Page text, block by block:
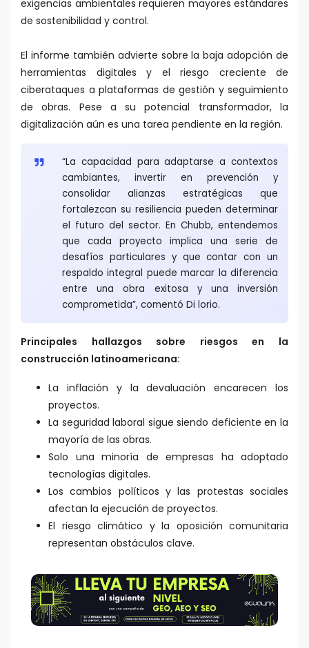
exigencias ambientales requieren mayores estándares
de sostenibilidad y control.
El informe también advierte sobre la baja adopción de
herramientas digitales y el riesgo creciente de
ciberataques a plataformas de gestión y seguimiento
de obras. Pese a su potencial transformador, la
digitalización aún es una tarea pendiente en la región.
“La capacidad para adaptarse a contextos
cambiantes, invertir en prevención y
consolidar alianzas estratégicas que
fortalezcan su resiliencia pueden determinar
el futuro del sector. En Chubb, entendemos
que cada proyecto implica una serie de
desafíos particulares y que contar con un
respaldo integral puede marcar la diferencia
entre una obra exitosa y una inversión
comprometida”, comentó Di lorio.
Principales hallazgos sobre riesgos en la
construcción latinoamericana:
La inflación y la devaluación encarecen los
proyectos.
La seguridad laboral sigue siendo deficiente en la
mayoría de las obras.
Solo una minoría de empresas ha adoptado
tecnologías digitales.
Los cambios políticos y las protestas sociales
afectan la ejecución de proyectos.
El riesgo climático y la oposición comunitaria
representan obstáculos clave.